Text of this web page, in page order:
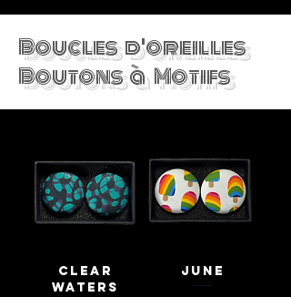
Boucles d'oreilles
Boutons à Motifs
Clear
waters
June